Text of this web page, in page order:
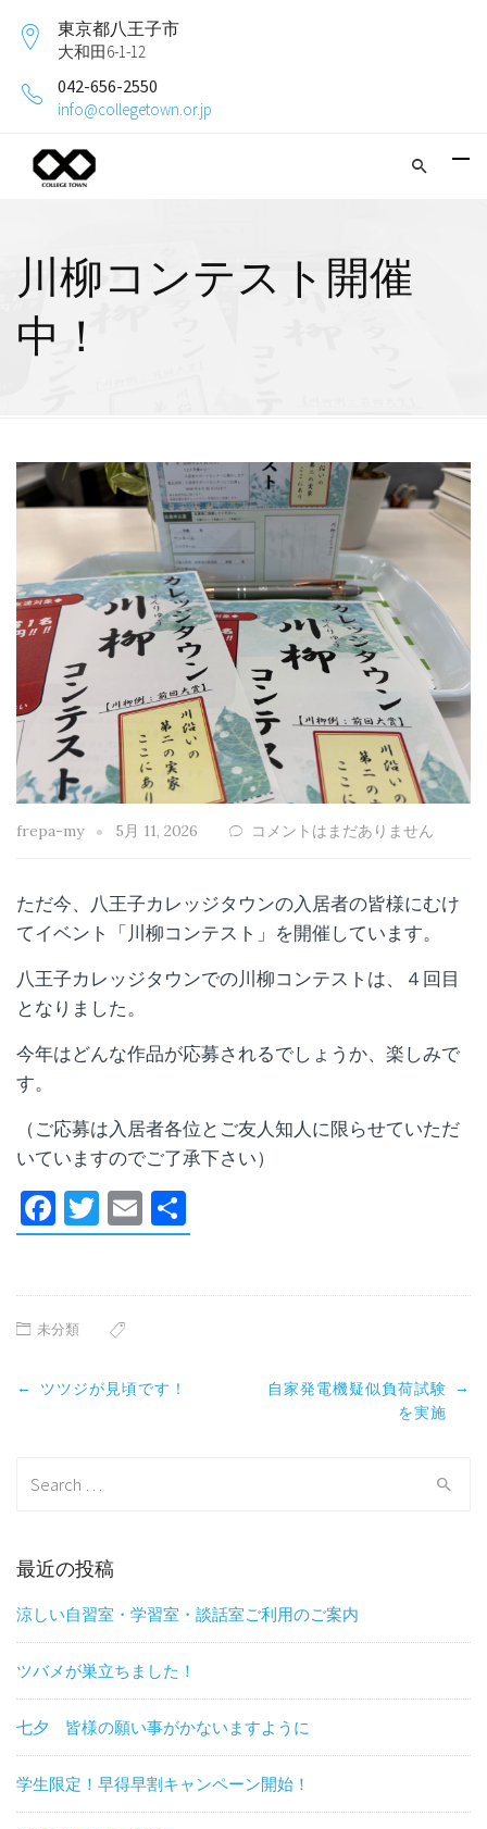
東京都八王子市
大和田6-1-12
042-656-2550
info@collegetown.or.jp
川柳コンテスト開催
中！
frepa-my 5月 11, 2026 コメントはまだありません
ただ今、八王子カレッジタウンの入居者の皆様にむけ
てイベント「川柳コンテスト」を開催しています。
八王子カレッジタウンでの川柳コンテストは、４回目
となりました。
今年はどんな作品が応募されるでしょうか、楽しみで
す。
（ご応募は入居者各位とご友人知人に限らせていただ
いていますのでご了承下さい）
Facebook
Twitter
Email
有
未分類
Post
← ツツジが見頃です！
自家発電機疑似負荷試験
を実施
→
最近の投稿
涼しい自習室・学習室・談話室ご利用のご案内
ツバメが巣立ちました！
七夕 皆様の願い事がかないますように
学生限定！早得早割キャンペーン開始！